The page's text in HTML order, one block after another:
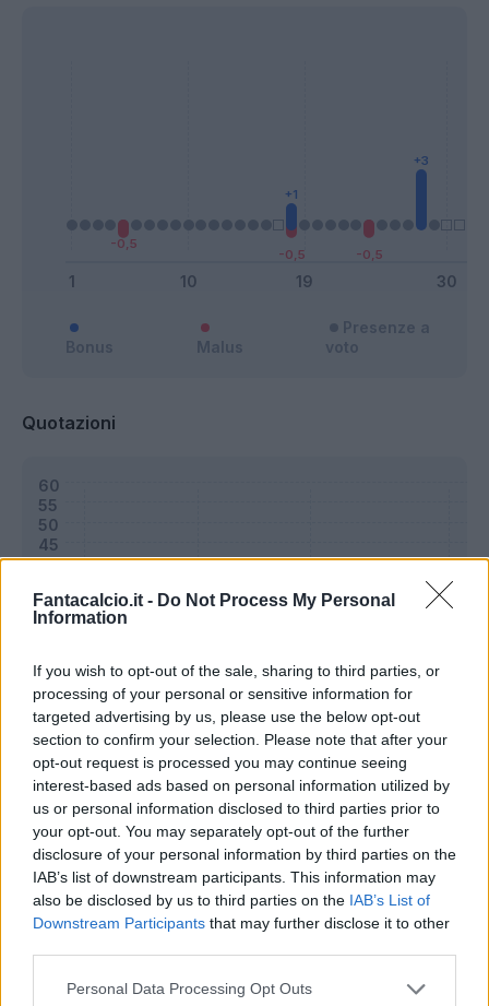
Fantacalcio.it - Do Not Process My Personal
Information
If you wish to opt-out of the sale, sharing to third parties, or
processing of your personal or sensitive information for
targeted advertising by us, please use the below opt-out
section to confirm your selection. Please note that after your
opt-out request is processed you may continue seeing
interest-based ads based on personal information utilized by
us or personal information disclosed to third parties prior to
your opt-out. You may separately opt-out of the further
disclosure of your personal information by third parties on the
IAB’s list of downstream participants. This information may
also be disclosed by us to third parties on the IAB’s List of
Downstream Participants that may further disclose it to other
Personal Data Processing Opt Outs
Bonus Malus
Presenze a
voto
Quotazioni
Classic Mantra
Riepilogo stagione
Titolare 28 - 100%
Squalificato 0 - 0